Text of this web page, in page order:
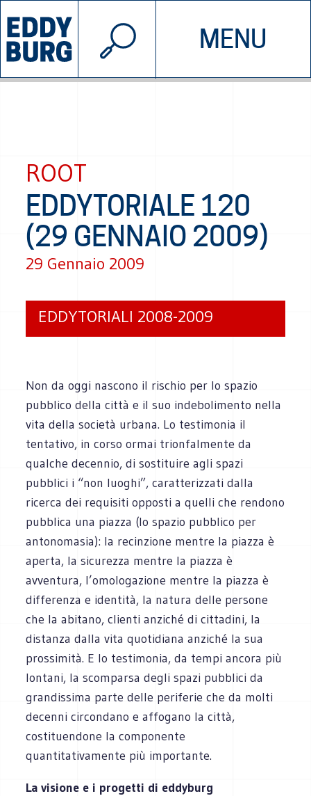
MENU
INIZIATIVE CHI SIAMO
© 2026 EDDYBURG
ROOT
EDDYTORIALE 120
(29 GENNAIO 2009)
29 Gennaio 2009
EDDYTORIALI 2008-2009
Non da oggi nascono il rischio per lo spazio
pubblico della città e il suo indebolimento nella
vita della società urbana. Lo testimonia il
tentativo, in corso ormai trionfalmente da
qualche decennio, di sostituire agli spazi
pubblici i “non luoghi”, caratterizzati dalla
ricerca dei requisiti opposti a quelli che rendono
pubblica una piazza (lo spazio pubblico per
antonomasia): la recinzione mentre la piazza è
aperta, la sicurezza mentre la piazza è
avventura, l’omologazione mentre la piazza è
differenza e identità, la natura delle persone
che la abitano, clienti anziché di cittadini, la
distanza dalla vita quotidiana anziché la sua
prossimità. E lo testimonia, da tempi ancora più
lontani, la scomparsa degli spazi pubblici da
grandissima parte delle periferie che da molti
decenni circondano e affogano la città,
costituendone la componente
quantitativamente più importante.
La visione e i progetti di eddyburg